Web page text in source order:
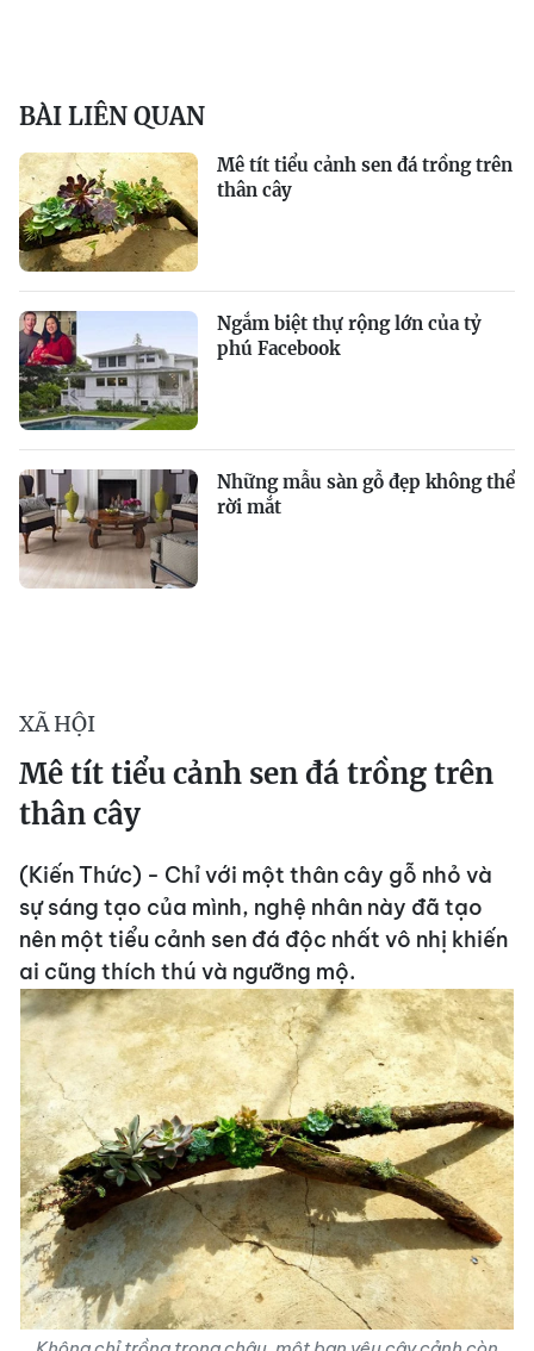
BÀI LIÊN QUAN
Mê tít tiểu cảnh sen đá trồng trên
thân cây
Ngắm biệt thự rộng lớn của tỷ
phú Facebook
Những mẫu sàn gỗ đẹp không thể
rời mắt
XÃ HỘI
Mê tít tiểu cảnh sen đá trồng trên
thân cây
(Kiến Thức) - Chỉ với một thân cây gỗ nhỏ và
sự sáng tạo của mình, nghệ nhân này đã tạo
nên một tiểu cảnh sen đá độc nhất vô nhị khiến
ai cũng thích thú và ngưỡng mộ.